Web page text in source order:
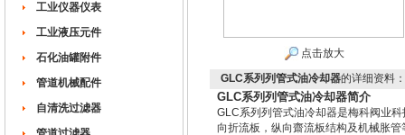
工业仪器仪表
工业液压元件
石化油罐附件
管道机械配件
自清洗过滤器
点击放大
GLC系列列管式油冷却器的详细资料：
GLC系列列管式油冷却器简介
GLC系列列管式油冷却器是梅科阀业
向折流板，纵向齋流板结构及机械胀